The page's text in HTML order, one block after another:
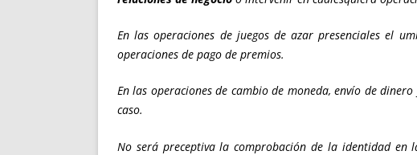
En las operaciones de juegos de azar presenciales el
operaciones de pago de premios.
En las operaciones de cambio de moneda, envío de
caso.
No será preceptiva la comprobación de la identidad en